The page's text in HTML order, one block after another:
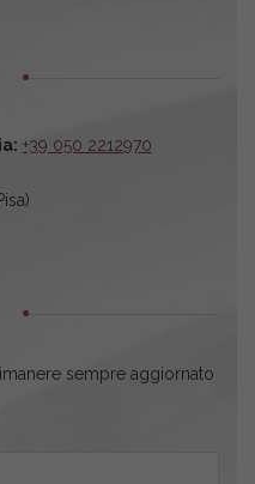
+39 050 2212970
sempre aggiornato